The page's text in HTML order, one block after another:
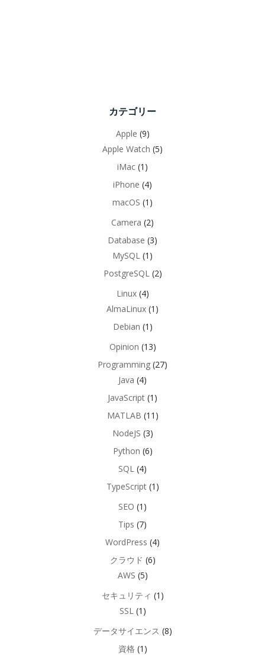
カテゴリー
Apple (9)
Apple Watch (5)
iMac (1)
iPhone (4)
macOS (1)
Camera (2)
Database (3)
MySQL (1)
PostgreSQL(2)
Linux(4)
AlmaLinux (1)
Debian (1)
Opinion (13)
Programming (27)
Java (4)
JavaScript (1)
MATLAB (11)
NodeJS (3)
Python (6)
SQL (4)
TypeScript(1)
SEO (1)
Tips (7)
WordPress (4)
クラウド (6)
AWS (5)
セキュリティ (1)
SSL(1)
データサイエンス (8)
資格 (1)